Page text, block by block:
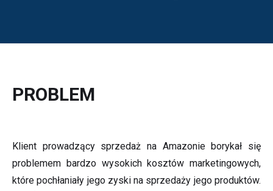
PROBLEM
Klient prowadzący sprzedaż na Amazonie borykał się
problemem bardzo wysokich kosztów marketingowych,
które pochłaniały jego zyski na sprzedaży jego produktów.